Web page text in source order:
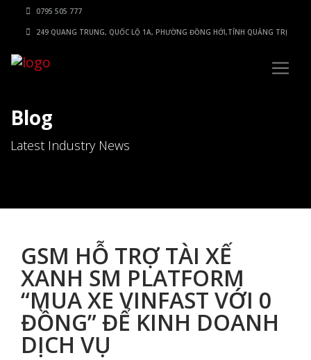
0795 505 777
249 QUANG TRUNG, QUỐC LỘ 1A, PHƯỜNG ĐỒNG HỚI,TỈNH QUẢNG TRỊ
Blog
Latest Industry News
GSM HỖ TRỢ TÀI XẾ
XANH SM PLATFORM
“MUA XE VINFAST VỚI 0
ĐỒNG” ĐỂ KINH DOANH
DỊCH VỤ